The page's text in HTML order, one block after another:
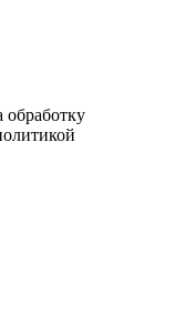
обработку